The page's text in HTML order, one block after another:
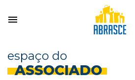
espaço do
ASSOCIADO